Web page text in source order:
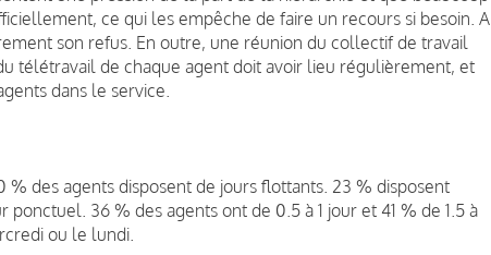
ce qui les empêche de faire un recours si besoin. A
son refus. En outre, une réunion du collectif de travail
télétravail de chaque agent doit avoir lieu régulièrement, et
dans le service.
% des agents disposent de jours flottants. 23 % disposent
36 % des agents ont de 0.5 à 1 jour et 41 % de 1.5 à
ou le lundi.